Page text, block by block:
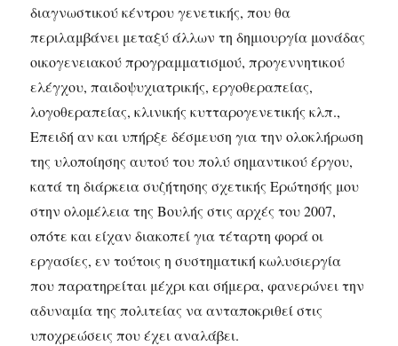
διαγνωστικού κέντρου γενετικής, που θα
περιλαμβάνει μεταξύ άλλων τη δημιουργία μονάδας
οικογενειακού προγραμματισμού, προγεννητικού
ελέγχου, παιδοψυχιατρικής, εργοθεραπείας,
λογοθεραπείας, κλινικής κυτταρογενετικής κλπ.,
Επειδή αν και υπήρξε δέσμευση για την ολοκλήρωση
της υλοποίησης αυτού του πολύ σημαντικού έργου,
κατά τη διάρκεια συζήτησης σχετικής Ερώτησής μου
στην ολομέλεια της Βουλής στις αρχές του 2007,
οπότε και είχαν διακοπεί για τέταρτη φορά οι
εργασίες, εν τούτοις η συστηματική κωλυσιεργία
που παρατηρείται μέχρι και σήμερα, φανερώνει την
αδυναμία της πολιτείας να ανταποκριθεί στις
υποχρεώσεις που έχει αναλάβει.